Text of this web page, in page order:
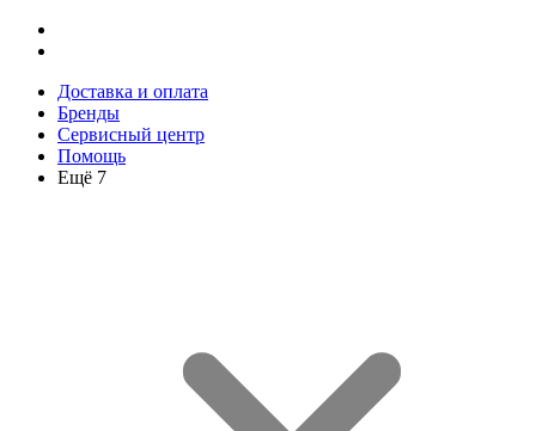
Доставка и оплата
Бренды
Сервисный центр
Помощь
Ещё 7